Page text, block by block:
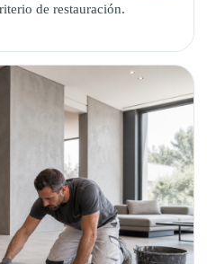
de restauración.